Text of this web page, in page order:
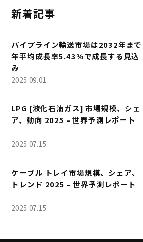
新着記事
パイプライン輸送市場は2032年まで
年平均成長率5.43%で成長する見込
み
2025.09.01
LPG [液化石油ガス] 市場規模、シェ
ア、動向 2025 – 世界予測レポート
2025.07.15
ケーブル トレイ市場規模、シェア、
トレンド 2025 – 世界予測レポート
2025.07.15